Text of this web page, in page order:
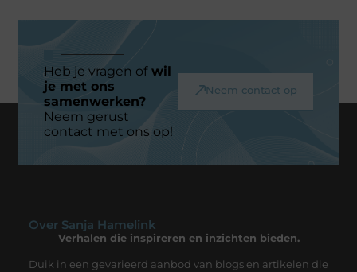
Heb je vragen ofwil
je met ons
samenwerken?
Neem gerust
contact met ons op!
Neem contact op
Over Sanja Hamelink
Verhalen die inspireren en inzichten bieden.
Duik in een gevarieerd aanbod van blogs en artikelen die